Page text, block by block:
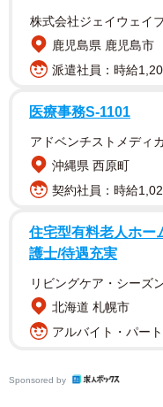
株式会社ジェイウェイ
鹿児島県 鹿児島市
派遣社員：時給
医療事務S-1101
アドベンチストメディ
沖縄県 西原町
契約社員：時給
住宅型有料老人ホー
護士/待遇充実
リビングケア・シーズ
北海道 札幌市
アルバイト・パー
Sponsored by